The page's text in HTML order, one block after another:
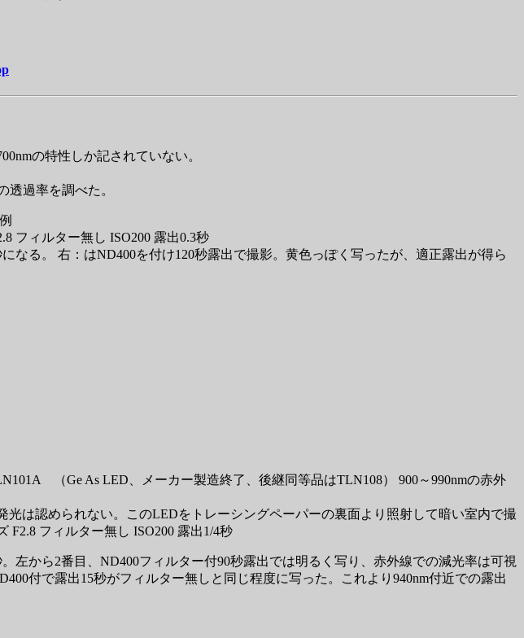
の特性しか記されていない。
透過率を調べた。
フィルター無し ISO200 露出0.3秒
なる。 右：はND400を付け120秒露出で撮影。黄色っぽく写ったが、適正露出が得ら
（Ge As LED、メーカー製造終了、後継同等品はTLN108） 900～990nmの赤外
光は認められない。このLEDをトレーシングペーパーの裏面より照射して暗い室内で撮
F2.8 フィルター無し ISO200 露出1/4秒
左から2番目、ND400フィルター付90秒露出では明るく写り、赤外線での減光率は可視
付で露出15秒がフィルター無しと同じ程度に写った。これより940nm付近での露出